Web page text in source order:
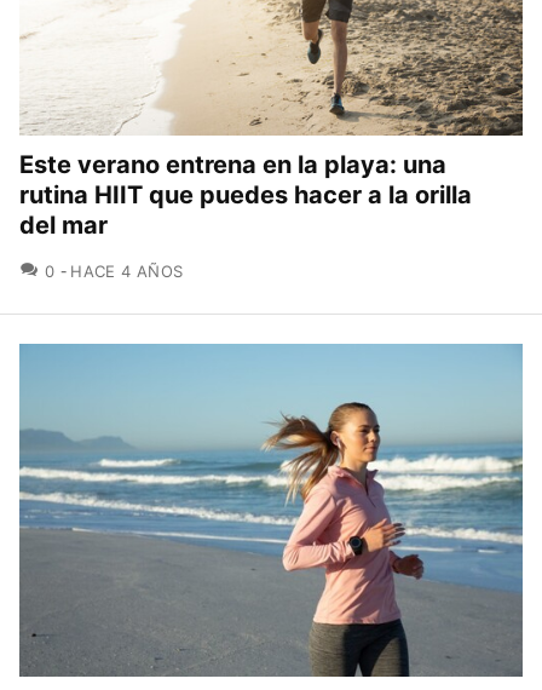
Este verano entrena en la playa: una
rutina HIIT que puedes hacer a la orilla
del mar
0 COMENTARIOS
HACE 4 AÑOS